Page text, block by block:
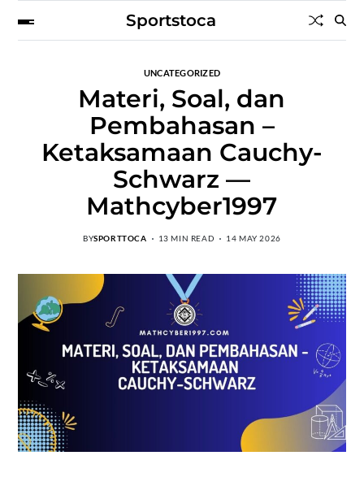
Sportstoca
UNCATEGORIZED
Materi, Soal, dan
Pembahasan –
Ketaksamaan Cauchy-
Schwarz —
Mathcyber1997
BYSPORTTOCA 13 MIN READ 14 MAY 2026